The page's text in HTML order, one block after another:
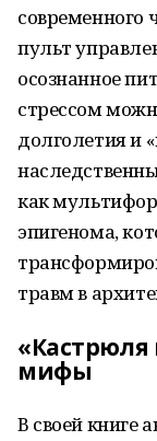
современного
пульт
осознанное
стрессом
долголетия и
как
эпигенома,
травм в
мифы
В своей книге